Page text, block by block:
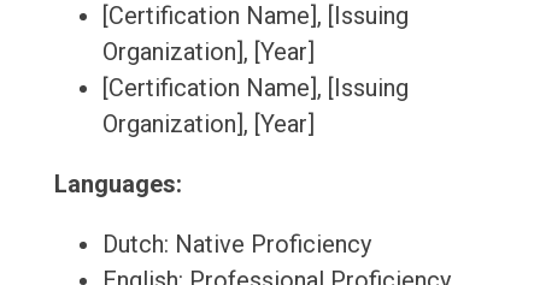
[Certification Name], [Issuing
Organization], [Year]
[Certification Name], [Issuing
Organization], [Year]
Languages:
Dutch: Native Proficiency